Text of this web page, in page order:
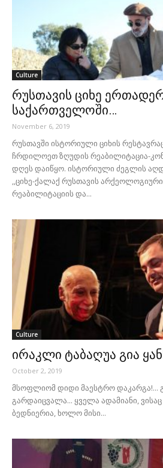
Culture
რუსთავის ციხე
საქართველოში…
November 6, 2019
რუსთავში ისტორიული ციხის
ჩრდილოეთ ზღუდის რეაბილიტაცია-
დღეს დაიწყო. ისტორიული ძეგლის
,,ციხე-ქალაქ რუსთავის
რეაბილიტაციის და...
Culture
ირაკლი ტაბაღუა გია
October 2, 2019
მსოფლიომ დიდი მაესტრო დაკარგა!...
გარდაიცვალა... ყველა ადამიანი, ვისაც
ბედნიერია, ხოლო მისი...